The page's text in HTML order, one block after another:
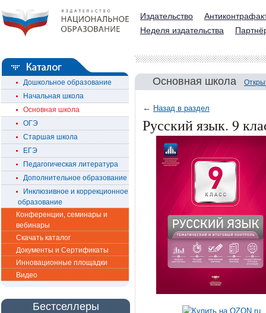
Издательство
Неделя издательства
Дошкольное образование
Начальная школа
Основная школа
ОГЭ
Старшая школа
ЕГЭ
Педагогическая литература
Дополнительное образование
Инклюзивное и коррекционное
образование
Конференции, семинары и
вебинары
Скачать каталог
Документы и Сертификаты
Инновационные площадки
Видео
Бестселлеры
Основная школа
← Назад в раздел
Русский язык. 9